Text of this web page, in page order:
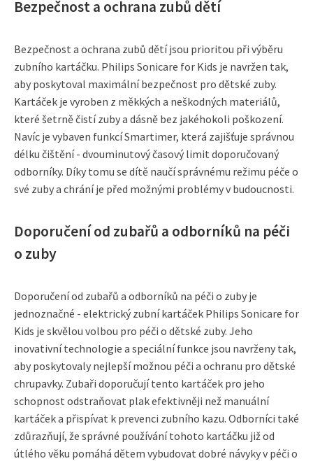
Bezpečnost a ochrana zubů dětí
Bezpečnost a ochrana zubů dětí jsou prioritou při výběru
zubního kartáčku. Philips Sonicare for Kids je navržen tak,
aby poskytoval maximální bezpečnost pro dětské zuby.
Kartáček je vyroben z měkkých a neškodných materiálů,
které šetrně čistí zuby a dásně bez jakéhokoli poškození.
Navíc je vybaven funkcí Smartimer, která zajišťuje správnou
délku čištění - dvouminutový časový limit doporučovaný
odborníky. Díky tomu se dítě naučí správnému režimu péče o
své zuby a chrání je před možnými problémy v budoucnosti.
Doporučení od zubařů a odborníků na péči
o zuby
Doporučení od zubařů a odborníků na péči o zuby je
jednoznačné - elektrický zubní kartáček Philips Sonicare for
Kids je skvělou volbou pro péči o dětské zuby. Jeho
inovativní technologie a speciální funkce jsou navrženy tak,
aby poskytovaly nejlepší možnou péči a ochranu pro dětské
chrupavky. Zubaři doporučují tento kartáček pro jeho
schopnost odstraňovat plak efektivněji než manuální
kartáček a přispívat k prevenci zubního kazu. Odborníci také
zdůrazňují, že správné používání tohoto kartáčku již od
útlého věku pomáhá dětem vybudovat dobré návyky v péči o